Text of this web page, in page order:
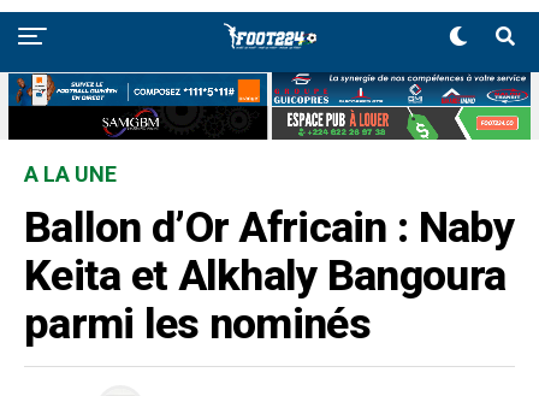
A LA UNE
Ballon d’Or Africain : Naby
Keita et Alkhaly Bangoura
parmi les nominés